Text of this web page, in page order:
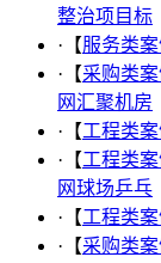
整治项目标
·【服务类案
·【采购类案
网汇聚机房
·【工程类案
·【工程类案
网球场乒乓
·【工程类案
·【采购类案